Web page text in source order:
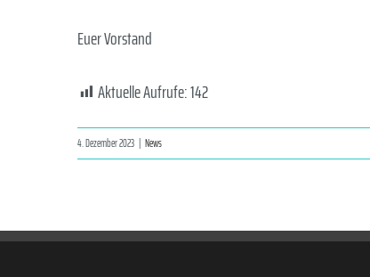
Euer Vorstand
Aktuelle Aufrufe:142
4. Dezember 2023 | News